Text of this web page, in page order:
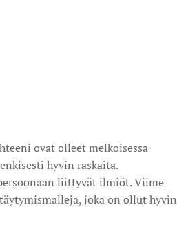
ovat olleet melkoisessa
hyvin raskaita.
liittyvät ilmiöt. Viime
joka on ollut hyvin